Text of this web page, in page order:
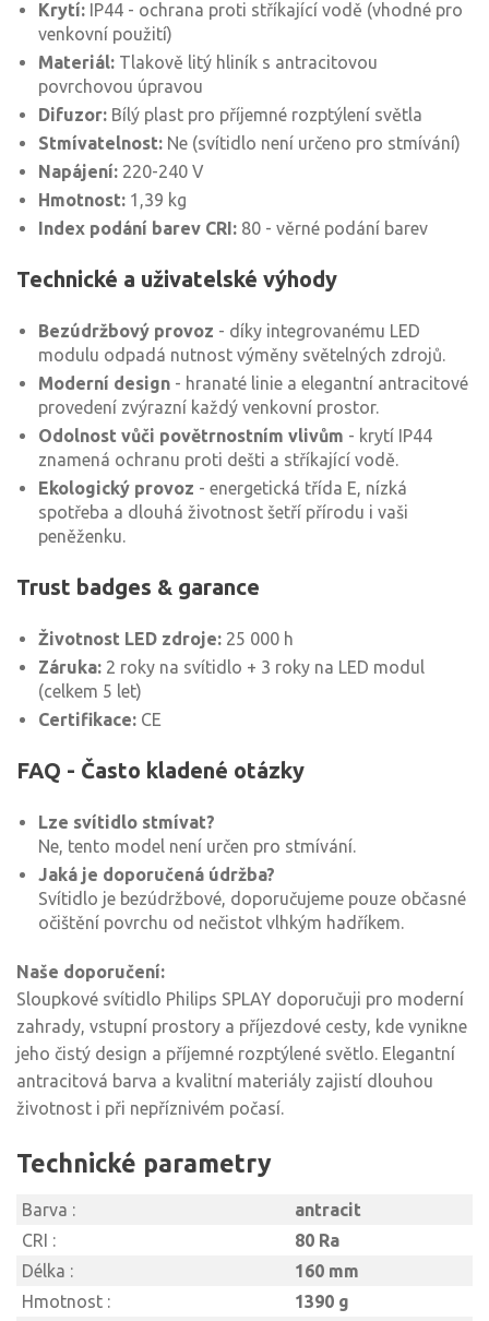
Krytí: IP44 - ochrana proti stříkající vodě (vhodné pro
venkovní použití)
Materiál: Tlakově litý hliník s antracitovou
povrchovou úpravou
Difuzor: Bílý plast pro příjemné rozptýlení světla
Stmívatelnost: Ne (svítidlo není určeno pro stmívání)
Napájení: 220-240 V
Hmotnost: 1,39 kg
Index podání barev CRI: 80 - věrné podání barev
Technické a uživatelské výhody
Bezúdržbový provoz - díky integrovanému LED
modulu odpadá nutnost výměny světelných zdrojů.
Moderní design - hranaté linie a elegantní antracitové
provedení zvýrazní každý venkovní prostor.
Odolnost vůči povětrnostním vlivům - krytí IP44
znamená ochranu proti dešti a stříkající vodě.
Ekologický provoz - energetická třída E, nízká
spotřeba a dlouhá životnost šetří přírodu i vaši
peněženku.
Trust badges & garance
Životnost LED zdroje: 25 000 h
Záruka: 2 roky na svítidlo + 3 roky na LED modul
(celkem 5 let)
Certifikace: CE
FAQ - Často kladené otázky
Lze svítidlo stmívat?
Ne, tento model není určen pro stmívání.
Jaká je doporučená údržba?
Svítidlo je bezúdržbové, doporučujeme pouze občasné
očištění povrchu od nečistot vlhkým hadříkem.
Naše doporučení:
Sloupkové svítidlo Philips SPLAY doporučuji pro moderní
zahrady, vstupní prostory a příjezdové cesty, kde vynikne
jeho čistý design a příjemné rozptýlené světlo. Elegantní
antracitová barva a kvalitní materiály zajistí dlouhou
životnost i při nepříznivém počasí.
Technické parametry
Barva :
antracit
CRI :
80 Ra
Délka :
160 mm
Hmotnost :
1390 g